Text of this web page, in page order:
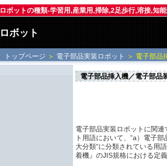
ロボットの種類-学習用,産業用,掃除,2足歩行,溶接,知
ロボット
トップページ ＞ 電子部品実装ロボット ＞ 電子部品
電子部品挿入機／電子部品
電子部品実装ロボットに関
ト用語において、”a）電子部
大分類”に分類されている用
着機』のJIS規格における定